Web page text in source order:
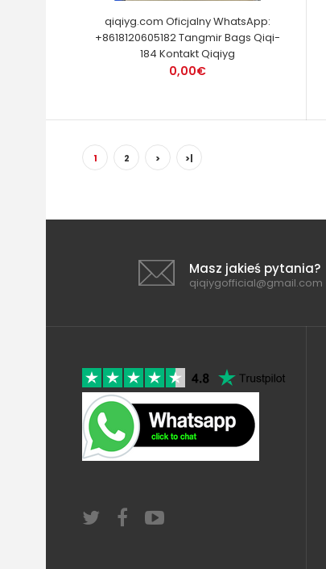
qiqiyg.com Oficjalny WhatsApp:
+8618120605182 Tangmir Bags Qiqi-
184 Kontakt Qiqiyg
0,00€
1 2 > >|
Masz jakieś pytania?
qiqiygofficial@gmail.com